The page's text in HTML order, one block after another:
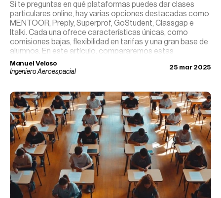
Si te preguntas en qué plataformas puedes dar clases
particulares online, hay varias opciones destacadas como
MENTOOR, Preply, Superprof, GoStudent, Classgap e
Italki. Cada una ofrece características únicas, como
comisiones bajas, flexibilidad en tarifas y una gran base de
alumnos. En este artículo, compararemos estas
plataformas para que puedas elegir la que mejor se adapte
a tus necesidades y objetivos como profesor.
Manuel Veloso
Ingeniero Aeroespacial
25 mar 2025